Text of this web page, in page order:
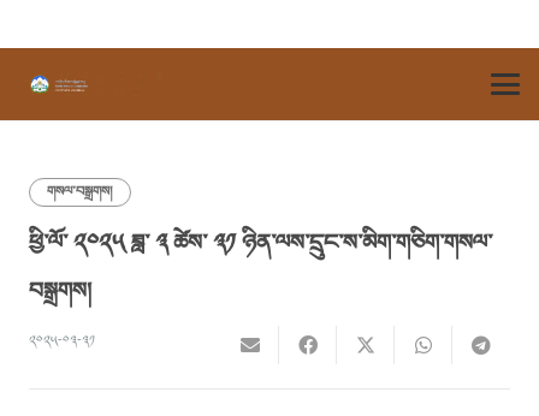
གསལ་བསྒྲགས།
ཕྱི་ལོ་ ༢༠༢༥ ཟླ་ ༣ ཚེས་ ༣༡ ཉིན་ལས་དྲུང་ས་མིག་གཅིག་གསལ་
བསྒྲགས།
༢༠༢༥-༠༣-༣༡